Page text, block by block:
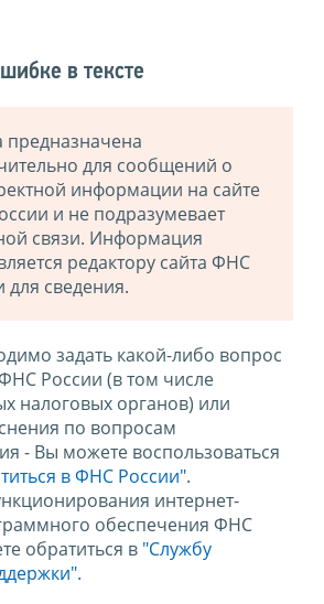
в тексте
для сообщений о
информации на сайте
и не подразумевает
связи. Информация
редактору сайта ФНС
для сведения.
задать какой-либо вопрос
России (в том числе
налоговых органов) или
по вопросам
- Вы можете воспользоваться
в ФНС России".
интернет-
обеспечения ФНС
обратиться в "Службу